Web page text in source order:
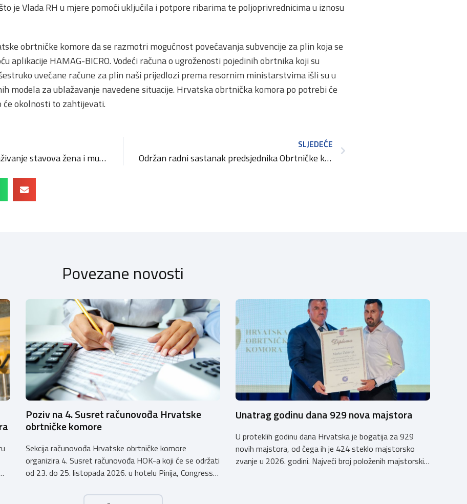
je Vlada RH u mjere pomoći uključila i potpore ribarima te poljoprivrednicima u iznosu
obrtničke komore da se razmotri mogućnost povećavanja subvencije za plin koja se
aplikacije HAMAG-BICRO. Vodeći računa o ugroženosti pojedinih obrtnika koji su
uvećane račune za plin naši prijedlozi prema resornim ministarstvima išli su u
modela za ublažavanje navedene situacije. Hrvatska obrtnička komora po potrebi će
okolnosti to zahtijevati.
Anketni upitnik – istraživanje stavova žena i muškaraca u pogledu usklađenosti s GDPR-om
SLJEDEĆE
Održan radni sastanak predsjednika Obrtničke komore PGŽ dr. sc. Emila Priskića i predstavnika obrtnika albanske nacionalne manjine
Povezane novosti
Poziv na 4. Susret računovođa Hrvatske
obrtničke komore
Sekcija računovođa Hrvatske obrtničke komore
organizira 4. Susret računovođa HOK-a koji će se održati
od 23. do 25. listopada 2026. u hotelu Pinija, Congress
otvoren u petak, 23. listopada 2026. u
Unatrag godinu dana 929 nova majstora
U proteklih godinu dana Hrvatska je bogatija za 929
novih majstora, od čega ih je 424 steklo majstorsko
zvanje u 2026. godini. Najveći broj položenih majstorskih